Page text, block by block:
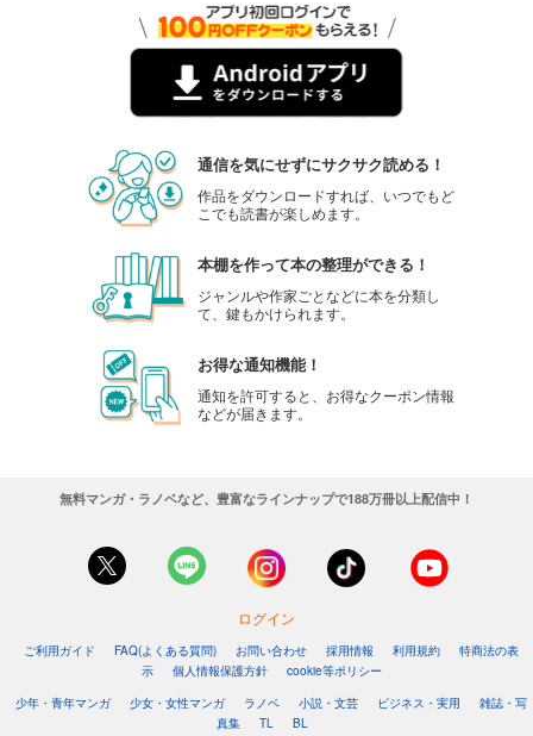
通信を気にせずにサクサク読める！
作品をダウンロードすれば、いつでもど
こでも読書が楽しめます。
本棚を作って本の整理ができる！
ジャンルや作家ごとなどに本を分類し
て、鍵もかけられます。
お得な通知機能！
通知を許可すると、お得なクーポン情報
などが届きます。
無料マンガ・ラノベなど、豊富なラインナップで188万冊以上配信中！
ログイン
ご利用ガイド FAQ(よくある質問) お問い合わせ 採用情報 利用規約
特商法の表
示
個人情報保護方針
cookie等ポリシー
少年・青年マンガ
少女・女性マンガ ラノベ 小説・文芸 ビジネス・実用
雑誌・写
真集
TL BL